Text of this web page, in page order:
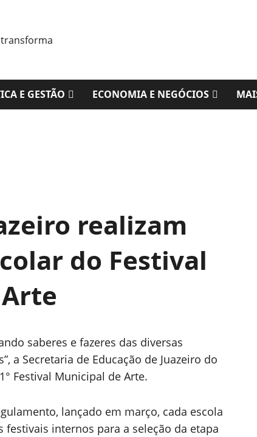
E GESTÃO ECONOMIA E NEGÓCIOS
realizam
do Festival
saberes e fazeres das diversas
a Secretaria de Educação de Juazeiro do
Festival Municipal de Arte.
lançado em março, cada escola
festivais internos para a seleção da etapa